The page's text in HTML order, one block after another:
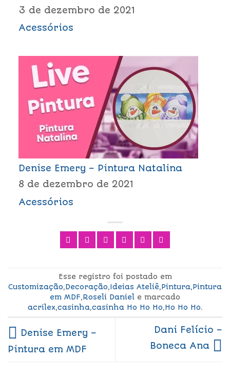
3 de dezembro de 2021
Acessórios
Denise Emery – Pintura Natalina
8 de dezembro de 2021
Acessórios
Esse registro foi postado em
Customização,Decoração,Ideias Ateliê,Pintura,Pintura
em MDF,Roseli Daniel e marcado
acrilex,casinha,casinha Ho Ho Ho,Ho Ho Ho.
Denise Emery –
Pintura em MDF
Dani Felício –
Boneca Ana